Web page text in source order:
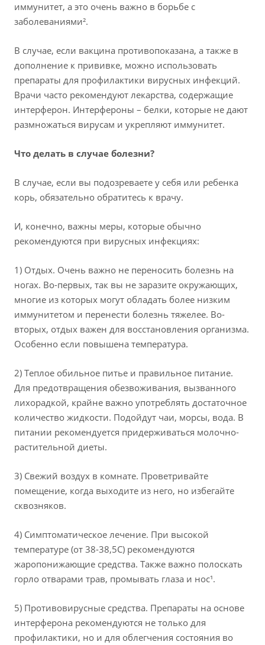
иммунитет, а это очень важно в борьбе с
заболеваниями².
В случае, если вакцина противопоказана, а также в
дополнение к прививке, можно использовать
препараты для профилактики вирусных инфекций.
Врачи часто рекомендуют лекарства, содержащие
интерферон. Интерфероны – белки, которые не дают
размножаться вирусам и укрепляют иммунитет.
Что делать в случае болезни?
В случае, если вы подозреваете у себя или ребенка
корь, обязательно обратитесь к врачу.
И, конечно, важны меры, которые обычно
рекомендуются при вирусных инфекциях:
1) Отдых. Очень важно не переносить болезнь на
ногах. Во-первых, так вы не заразите окружающих,
многие из которых могут обладать более низким
иммунитетом и перенести болезнь тяжелее. Во-
вторых, отдых важен для восстановления организма.
Особенно если повышена температура.
2) Теплое обильное питье и правильное питание.
Для предотвращения обезвоживания, вызванного
лихорадкой, крайне важно употреблять достаточное
количество жидкости. Подойдут чаи, морсы, вода. В
питании рекомендуется придерживаться молочно-
растительной диеты.
3) Свежий воздух в комнате. Проветривайте
помещение, когда выходите из него, но избегайте
сквозняков.
4) Симптоматическое лечение. При высокой
температуре (от 38-38,5С) рекомендуются
жаропонижающие средства. Также важно полоскать
горло отварами трав, промывать глаза и нос¹.
5) Противовирусные средства. Препараты на основе
интерферона рекомендуются не только для
профилактики, но и для облегчения состояния во